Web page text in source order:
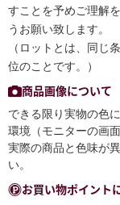
すことを予めご理解
うお願い致します。
（ロットとは、同じ
位のことです。）
商品画像について
できる限り実物の色
環境（モニターの画
実際の商品と色味が
い。
お買い物ポイント